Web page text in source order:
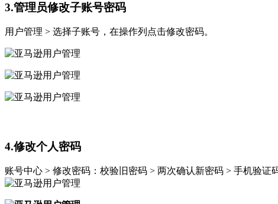
3.管理员修改子账号密码
用户管理 > 选择子账号，在操作列点击修改密码。
4.修改个人密码
账号中心 > 修改密码：校验旧密码 > 两次确认新密码 > 手机验证